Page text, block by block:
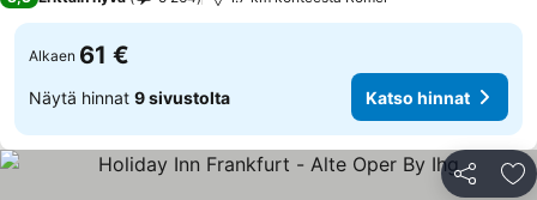
Alkaen 61 €
Näytä hinnat 9 sivustolta Katso hinnat
Jaa